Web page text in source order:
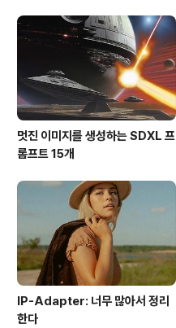
멋진 이미지를 생성하는 SDXL 프
롬프트 15개
IP-Adapter: 너무 많아서 정리
한다